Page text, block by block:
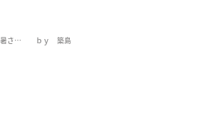
暑さ… ｂｙ 築島